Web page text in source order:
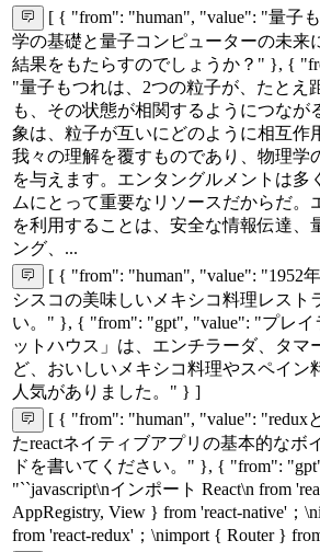
[ { "from": "human", "value": "量子
学の基礎と量子コンピューターの未来
結果をもたらすのでしょうか？" }, {
"量子もつれは、2つの粒子が、たとえ
も、その状態が相関するようにつなが
象は、粒子が互いにどのように相互作
我々の理解を覆すものであり、物理学
を与えます。エンタングルメントは多
ムにとって重要なリソースだからだ。
を利用することは、安全な情報伝達、
ング、...
[ { "from": "human", "value": "1952
シスコの美味しいメキシコ料理レスト
い。" }, { "from": "gpt", "value": "プレイ
ットハウス」は、エンチラーダ、タマ
ど、おいしいメキシコ料理やスペイン
人気がありました。" } ]
[ { "from": "human", "value": "redux
たreactネイティブアプリの基本的なボ
ドを書いてください。" }, { "from":
"``javascript\nインポート React\n from
AppRegistry, View } from 'react-native'；
from 'react-redux'；\nimport { Router }